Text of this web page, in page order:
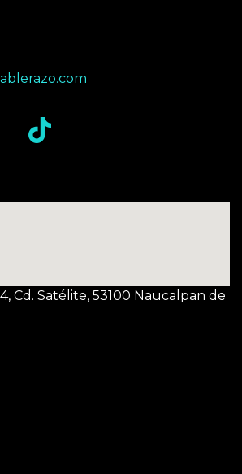
Cd. Satélite, 53100 Naucalpan de